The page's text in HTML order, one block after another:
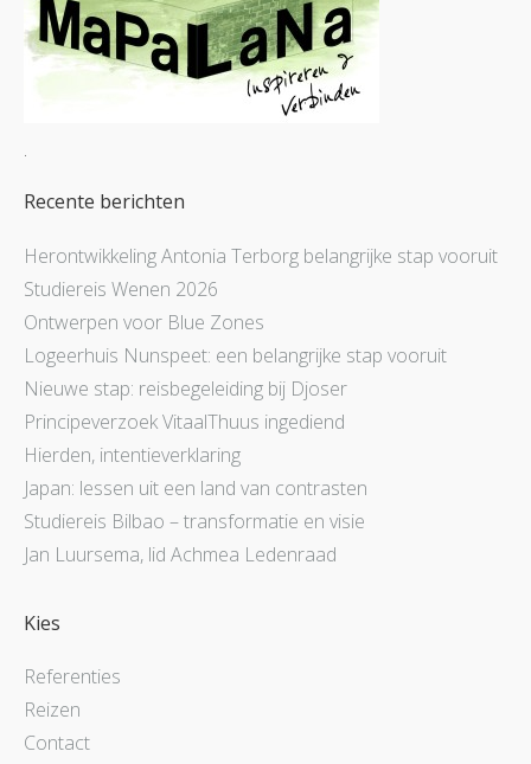
.
Recente berichten
Herontwikkeling Antonia Terborg belangrijke stap vooruit
Studiereis Wenen 2026
Ontwerpen voor Blue Zones
Logeerhuis Nunspeet: een belangrijke stap vooruit
Nieuwe stap: reisbegeleiding bij Djoser
Principeverzoek VitaalThuus ingediend
Hierden, intentieverklaring
Japan: lessen uit een land van contrasten
Studiereis Bilbao – transformatie en visie
Jan Luursema, lid Achmea Ledenraad
Kies
Referenties
Reizen
Contact